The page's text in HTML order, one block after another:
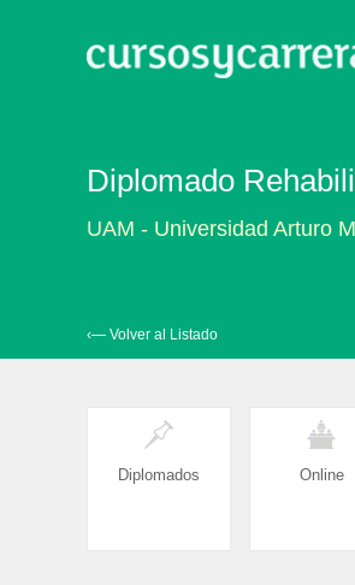
Diplomado
UAM - Universidad Arturo
‹— Volver al Listado
Diplomados Online